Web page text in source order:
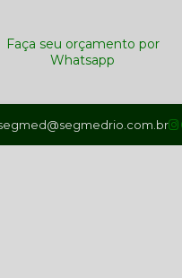
Faça seu orçamento por
Whatsapp